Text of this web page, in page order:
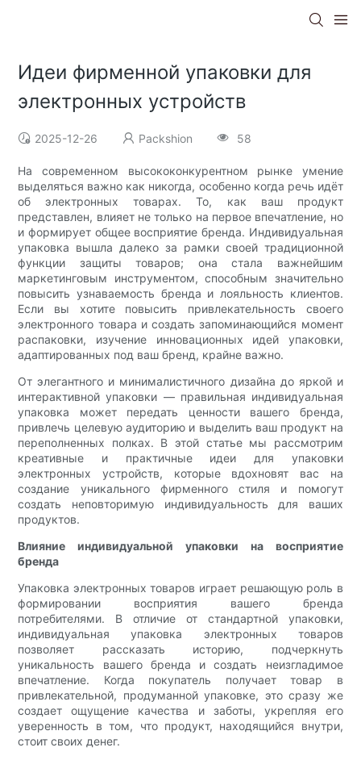
Идеи фирменной упаковки для
электронных устройств
2025-12-26 Packshion 58
На современном высококонкурентном рынке умение
выделяться важно как никогда, особенно когда речь идёт
об электронных товарах. То, как ваш продукт
представлен, влияет не только на первое впечатление, но
и формирует общее восприятие бренда. Индивидуальная
упаковка вышла далеко за рамки своей традиционной
функции защиты товаров; она стала важнейшим
маркетинговым инструментом, способным значительно
повысить узнаваемость бренда и лояльность клиентов.
Если вы хотите повысить привлекательность своего
электронного товара и создать запоминающийся момент
распаковки, изучение инновационных идей упаковки,
адаптированных под ваш бренд, крайне важно.
От элегантного и минималистичного дизайна до яркой и
интерактивной упаковки — правильная индивидуальная
упаковка может передать ценности вашего бренда,
привлечь целевую аудиторию и выделить ваш продукт на
переполненных полках. В этой статье мы рассмотрим
креативные и практичные идеи для упаковки
электронных устройств, которые вдохновят вас на
создание уникального фирменного стиля и помогут
создать неповторимую индивидуальность для ваших
продуктов.
Влияние индивидуальной упаковки на восприятие
бренда
Упаковка электронных товаров играет решающую роль в
формировании восприятия вашего бренда
потребителями. В отличие от стандартной упаковки,
индивидуальная упаковка электронных товаров
позволяет рассказать историю, подчеркнуть
уникальность вашего бренда и создать неизгладимое
впечатление. Когда покупатель получает товар в
привлекательной, продуманной упаковке, это сразу же
создает ощущение качества и заботы, укрепляя его
уверенность в том, что продукт, находящийся внутри,
стоит своих денег.